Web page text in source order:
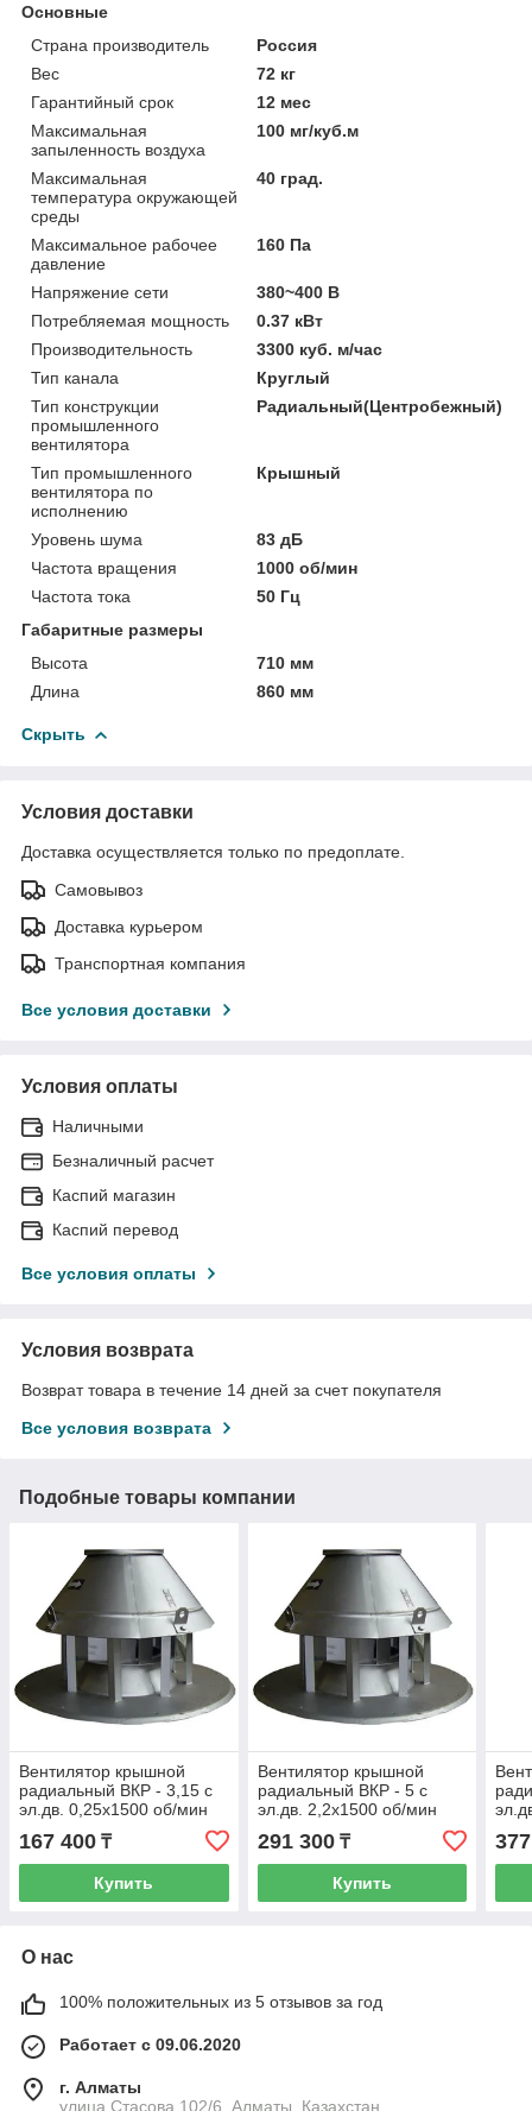
Основные
Страна производитель
Россия
Вес
72 кг
Гарантийный срок
12 мес
Максимальная
запыленность воздуха
100 мг/куб.м
Максимальная
температура окружающей
среды
40 град.
Максимальное рабочее
давление
160 Па
Напряжение сети
380~400 В
Потребляемая мощность
0.37 кВт
Производительность
3300 куб. м/час
Тип канала
Круглый
Тип конструкции
промышленного
вентилятора
Радиальный(Центробежный)
Тип промышленного
вентилятора по
исполнению
Крышный
Уровень шума
83 дБ
Частота вращения
1000 об/мин
Частота тока
50 Гц
Габаритные размеры
Высота
710 мм
Длина
860 мм
Скрыть
Условия доставки
Доставка осуществляется только по предоплате.
Самовывоз
Доставка курьером
Транспортная компания
Все условия доставки
Условия оплаты
Наличными
Безналичный расчет
Каспий магазин
Каспий перевод
Все условия оплаты
Условия возврата
Возврат товара в течение 14 дней за счет покупателя
Все условия возврата
Подобные товары компании
Вентилятор крышной
радиальный ВКР - 3,15 с
эл.дв. 0,25х1500 об/мин
167 400 ₸
Купить
Вентилятор крышной
радиальный ВКР - 5 с
эл.дв. 2,2х1500 об/мин
291 300₸
Купить
О нас
100% положительных из 5 отзывов за год
Работает с 09.06.2020
г. Алматы
улица Стасова 102/6, Алматы, Казахстан